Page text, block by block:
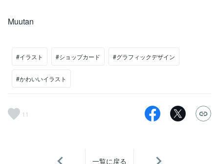
Muutan
#イラスト #ショップカード #グラフィックデザイン
#かわいいイラスト
11
一覧に戻る